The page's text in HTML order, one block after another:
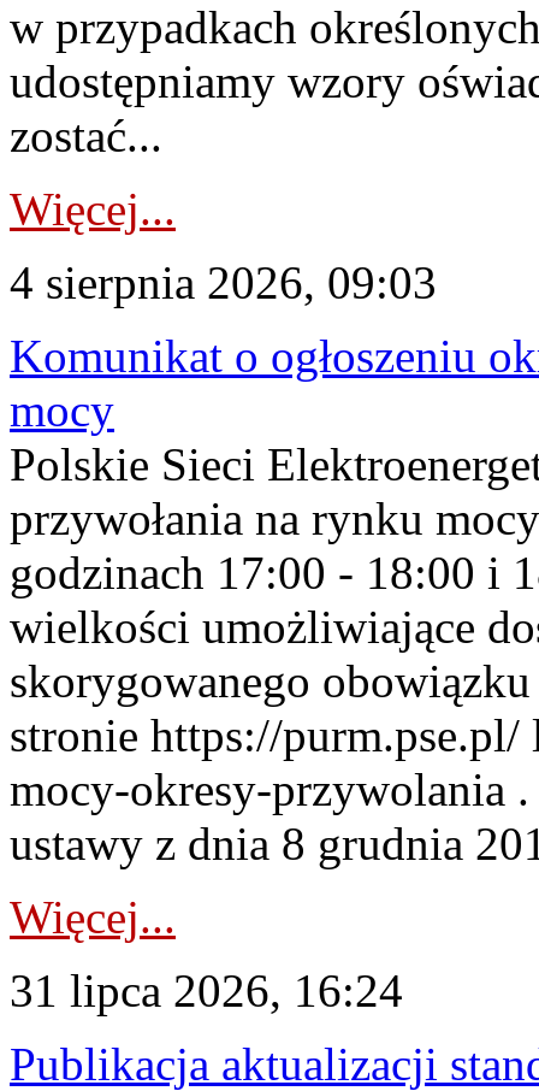
w przypadkach
udostępniamy wzory
zostać...
Więcej...
4 sierpnia 2026, 09:03
Komunikat o ogłoszeniu
mocy
Polskie Sieci
przywołania na rynku
godzinach 17:00 - 18:00 i
wielkości umożliwiające
skorygowanego
stronie https://
mocy-okresy-przywolania
ustawy z dnia 8 grudnia
Więcej...
31 lipca 2026, 16:24
Publikacja aktualizacji